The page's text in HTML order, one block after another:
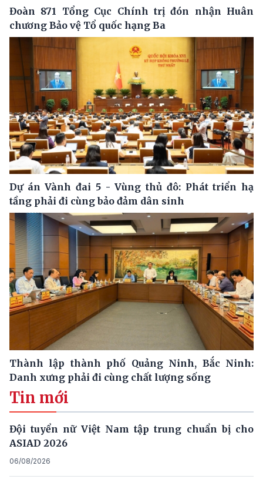
Đoàn 871 Tổng Cục Chính trị đón nhận Huân
chương Bảo vệ Tổ quốc hạng Ba
Dự án Vành đai 5 - Vùng thủ đô: Phát triển hạ
tầng phải đi cùng bảo đảm dân sinh
Thành lập thành phố Quảng Ninh, Bắc Ninh:
Danh xưng phải đi cùng chất lượng sống
Tin mới
Đội tuyển nữ Việt Nam tập trung chuẩn bị cho
ASIAD 2026
06/08/2026